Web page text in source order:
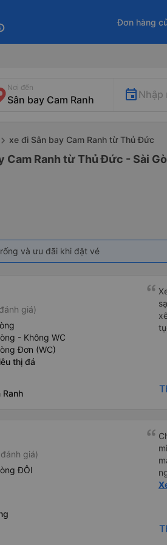
Đơn hàng
Nơi đến
Nhập
xe đi Sân bay Cam Ranh từ Thủ Đức
Cam Ranh từ Thủ Đức - Sài
và ưu đãi khi đặt vé
giá)
- Không WC
Đơn (WC)
thị đá
Ranh
giá)
ĐÔI